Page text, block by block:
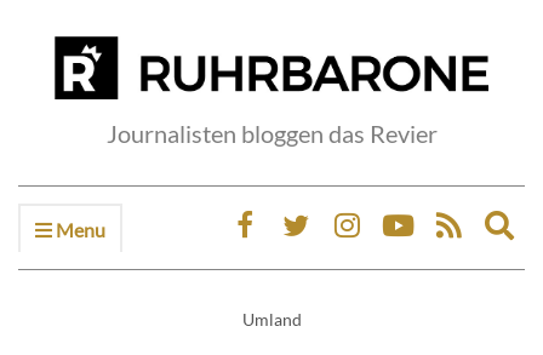
Journalisten bloggen das Revier
Menu
Umland